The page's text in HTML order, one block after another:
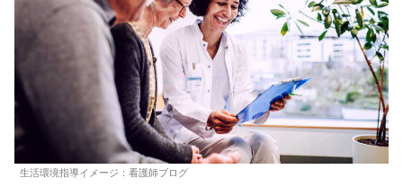
生活環境指導イメージ：看護師ブログ